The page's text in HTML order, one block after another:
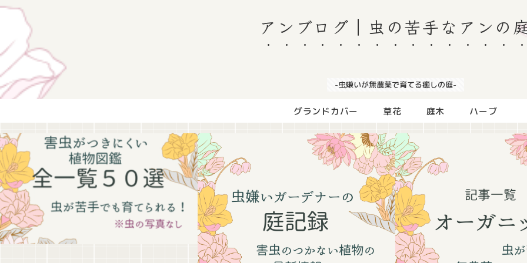
アンブログ｜虫の苦手なアンの
-虫嫌いが無農薬で育てる癒しの庭-
グランドカバー 草花 庭木 ハーブ